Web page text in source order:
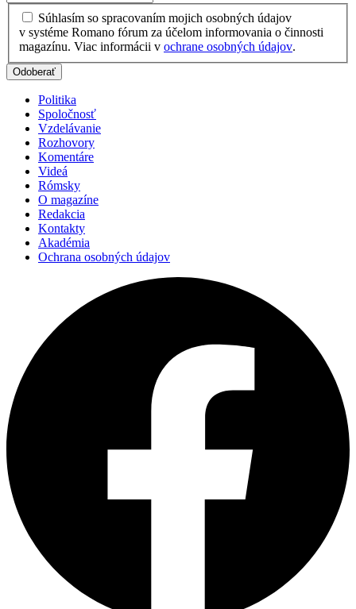
Súhlasím so spracovaním mojich osobných údajov
v systéme Romano fórum za účelom informovania o činnosti
magazínu. Viac informácii v ochrane osobných údajov.
Politika
Spoločnosť
Vzdelávanie
Rozhovory
Komentáre
Videá
Rómsky
O magazíne
Redakcia
Kontakty
Akadémia
Ochrana osobných údajov